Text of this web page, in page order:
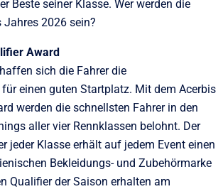
Beste seiner Klasse. Wer werden die
2026 sein?
Award
sich die Fahrer die
einen guten Startplatz. Mit dem Acerbis
werden die schnellsten Fahrer in den
aller vier Rennklassen belohnt. Der
jeder Klasse erhält auf jedem Event einen
Bekleidungs- und Zubehörmarke
Qualifier der Saison erhalten am